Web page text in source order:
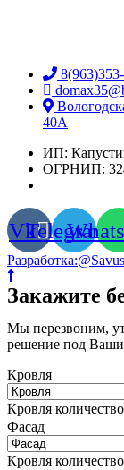
40А
ИП:
ОГРНИП:
VkTelegram
Закажите
Мы перезвоним,
решение под Ваши
Кровля
Кровля количество
Фасад
Кровля количество